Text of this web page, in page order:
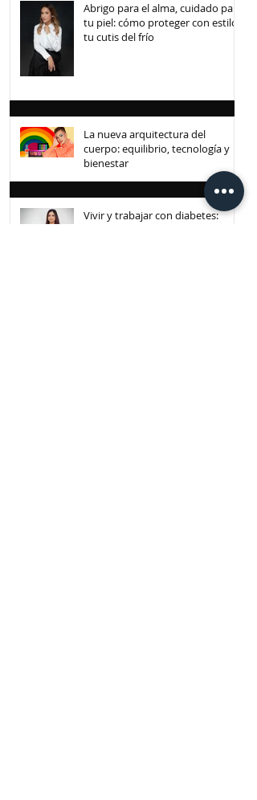
Abrigo para el alma, cuidado para
tu piel: cómo proteger con estilo
tu cutis del frío
La nueva arquitectura del
cuerpo: equilibrio, tecnología y
bienestar
Vivir y trabajar con diabetes: